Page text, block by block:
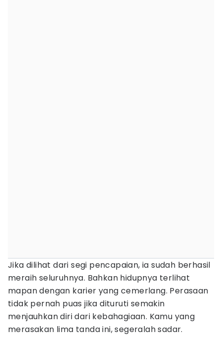
Jika dilihat dari segi pencapaian, ia sudah berhasil
meraih seluruhnya. Bahkan hidupnya terlihat
mapan dengan karier yang cemerlang. Perasaan
tidak pernah puas jika dituruti semakin
menjauhkan diri dari kebahagiaan. Kamu yang
merasakan lima tanda ini, segeralah sadar.